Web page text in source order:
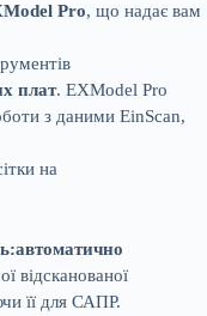
Pro, що надає вам
плат. EXModel Pro
з даними EinScan,
на
автоматично
відсканованої
її для САПР.